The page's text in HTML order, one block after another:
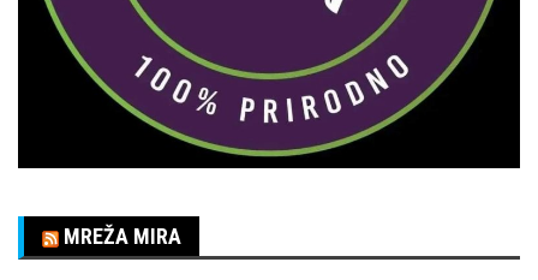
MREŽA MIRA